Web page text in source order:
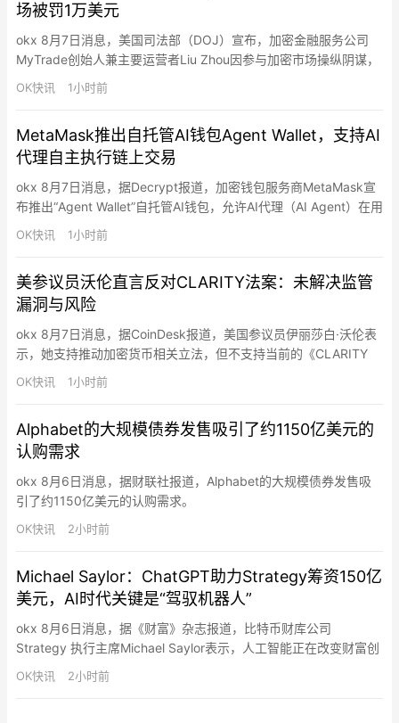
场被罚1万美元
okx 8月7日消息，美国司法部（DOJ）宣布，加密金融服务公司
MyTrade创始人兼主要运营者Liu Zhou因参与加密市场操纵阴谋，
近日在波士顿联邦法院被判处罚款1万美元。检方称，MyTrade通
过旗下“MyTrade MM”平台向加密项目方提供所谓“交易量支持”
交易（wash tr…
OK快讯 1小时前
MetaMask推出自托管AI钱包Agent Wallet，支持AI
代理自主执行链上交易
okx 8月7日消息，据Decrypt报道，加密钱包服务商MetaMask宣
布推出“Agent Wallet”自托管AI钱包，允许AI代理（AI Agent）在用
户设定的权限范围内自主执行链上交易，进一步布局AI驱动的加密
交易基础设施。MetaMask表示，Agent Wallet面向使用AI代理进
代…
OK快讯 1小时前
美参议员沃伦直言反对CLARITY法案：未解决监管
漏洞与风险
okx 8月7日消息，据CoinDesk报道，美国参议员伊丽莎白·沃伦表
示，她支持推动加密货币相关立法，但不支持当前的《CLARITY
Act》。沃伦称，该法案未能充分解决加密行业中的利益冲突、消
费者保护、国家安全以及经济风险等关键问题。她认为，任何加密
保护。《CLARITY Act》旨在明确数字资产…
OK快讯 1小时前
Alphabet的大规模债券发售吸引了约1150亿美元的
认购需求
okx 8月6日消息，据财联社报道，Alphabet的大规模债券发售吸
引了约1150亿美元的认购需求。
OK快讯 2小时前
Michael Saylor：ChatGPT助力Strategy筹资150亿
美元，AI时代关键是“驾驭机器人”
okx 8月6日消息，据《财富》杂志报道，比特币财库公司
Strategy 执行主席Michael Saylor表示，人工智能正在改变财富创
造方式，企业和个人不应试图与机器竞争，而应利用AI放大自身能
力。Saylor在接受采访时称，他利用ChatGPT帮助Strategy设计基
OK快讯 2小时前